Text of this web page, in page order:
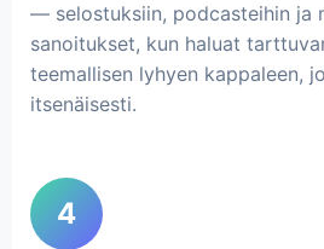
— selostuksiin, podcasteihin ja
sanoitukset, kun haluat
teemallisen lyhyen kappaleen,
itsenäisesti.
4